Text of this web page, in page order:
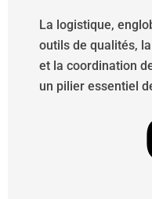
La logistique,
outils de qualités,
et la coordination
un pilier essentiel